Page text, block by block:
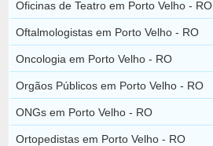
Oficinas de Teatro em Porto Velho - RO
Oftalmologistas em Porto Velho - RO
Oncologia em Porto Velho - RO
Orgãos Públicos em Porto Velho - RO
ONGs em Porto Velho - RO
Ortopedistas em Porto Velho - RO